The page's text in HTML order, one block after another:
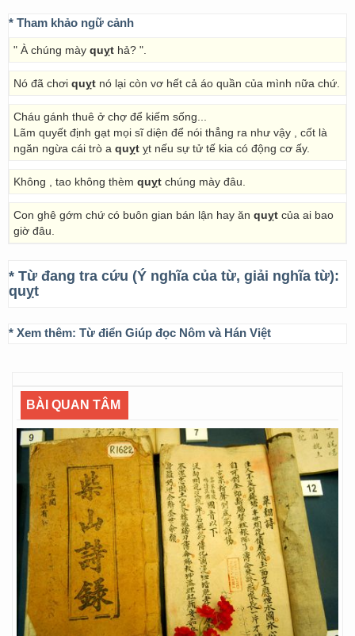
* Tham khảo ngữ cảnh
" À chúng mày quỵt hả? ".
Nó đã chơi quỵt nó lại còn vơ hết cả áo quần của mình nữa chứ.
Cháu gánh thuê ở chợ để kiếm sống...
Lãm quyết định gạt mọi sĩ diện để nói thẳng ra như vậy , cốt là
ngăn ngừa cái trò a quỵt ỵt nếu sự tử tế kia có động cơ ấy.
Không , tao không thèm quỵt chúng mày đâu.
Con ghê gớm chứ có buôn gian bán lận hay ăn quỵt của ai bao
giờ đâu.
* Từ đang tra cứu (Ý nghĩa của từ, giải nghĩa từ):
quỵt
* Xem thêm: Từ điển Giúp đọc Nôm và Hán Việt
BÀI QUAN TÂM